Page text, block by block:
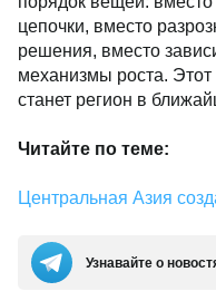
цепочки, вместо
решения, вместо
механизмы роста. Этот
станет регион в
Читайте по теме:
Центральная Азия
Узнавайте о